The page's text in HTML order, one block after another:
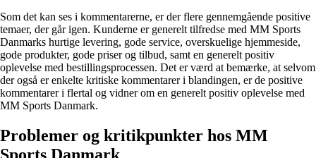
Som det kan ses i kommentarerne, er der flere gennemgående positive
temaer, der går igen. Kunderne er generelt tilfredse med MM Sports
Danmarks hurtige levering, gode service, overskuelige hjemmeside,
gode produkter, gode priser og tilbud, samt en generelt positiv
oplevelse med bestillingsprocessen. Det er værd at bemærke, at selvom
der også er enkelte kritiske kommentarer i blandingen, er de positive
kommentarer i flertal og vidner om en generelt positiv oplevelse med
MM Sports Danmark.
Problemer og kritikpunkter hos MM